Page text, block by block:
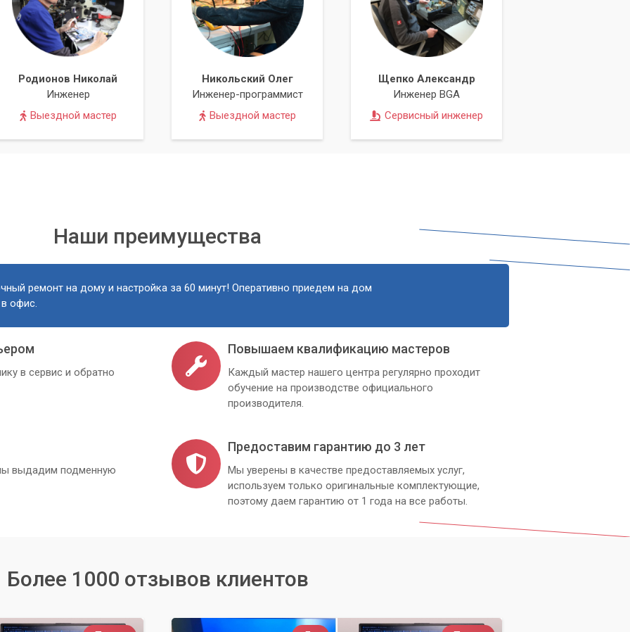
для мониторинга в реальном времени, но требует большей
снижает нагрузку на ЦПУ, но увеличивает задержку.
можно подключать микрофоны, мониторы, MIDI-клавиатуры и
систем. Мы предлагаем полный спектр услуг.
аудиокарты под ваши задачи и бюджет.
и внешних аудиокарт.
системных параметров для максимально низкой задержки и
оборудования.
звуком.
ПК профессионалам «Компьютерного Мастера», и
Родионов Николай
Инженер
Выездной мастер
Никольский Олег
Инженер-программист
Выездной мастер
Щепко Александр
Инженер BGA
Сервисный инженер
Наши преимущества
ремонт на дому и настройка за 60 минут! Оперативно приедем на дом
офис.
в сервис и обратно
Повышаем квалификацию мастеров
Каждый мастер нашего центра регулярно проходит
обучение на производстве официального
производителя.
выдадим подменную
Предоставим гарантию до 3 лет
Мы уверены в качестве предоставляемых услуг,
используем только оригинальные комплектующие,
поэтому даем гарантию от 1 года на все работы.
Более 1000 отзывов клиентов